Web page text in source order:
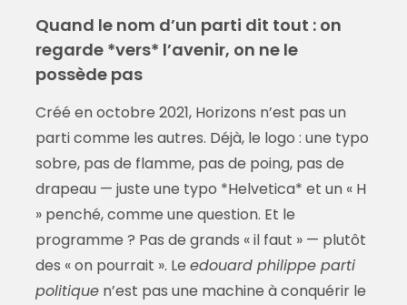
Quand le nom d’un parti dit tout : on
regarde *vers* l’avenir, on ne le
possède pas
Créé en octobre 2021, Horizons n’est pas un
parti comme les autres. Déjà, le logo : une typo
sobre, pas de flamme, pas de poing, pas de
drapeau — juste une typo *Helvetica* et un « H
» penché, comme une question. Et le
programme ? Pas de grands « il faut » — plutôt
des « on pourrait ». Le edouard philippe parti
politiquen’est pas une machine à conquérir le